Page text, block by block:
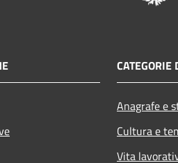
Anagrafe e
Cultura e
Vita